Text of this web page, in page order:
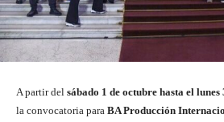
A partir del sábado 1 de octubre hasta el lunes
la convocatoria para BA Producción